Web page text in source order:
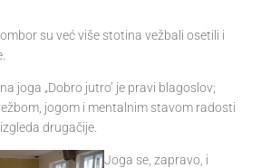
su već više stotina vežbali osetili i
joga „Dobro jutro’ je pravi blagoslov;
jogom i mentalnim stavom radosti
drugačije.
Joga se, zapravo, i